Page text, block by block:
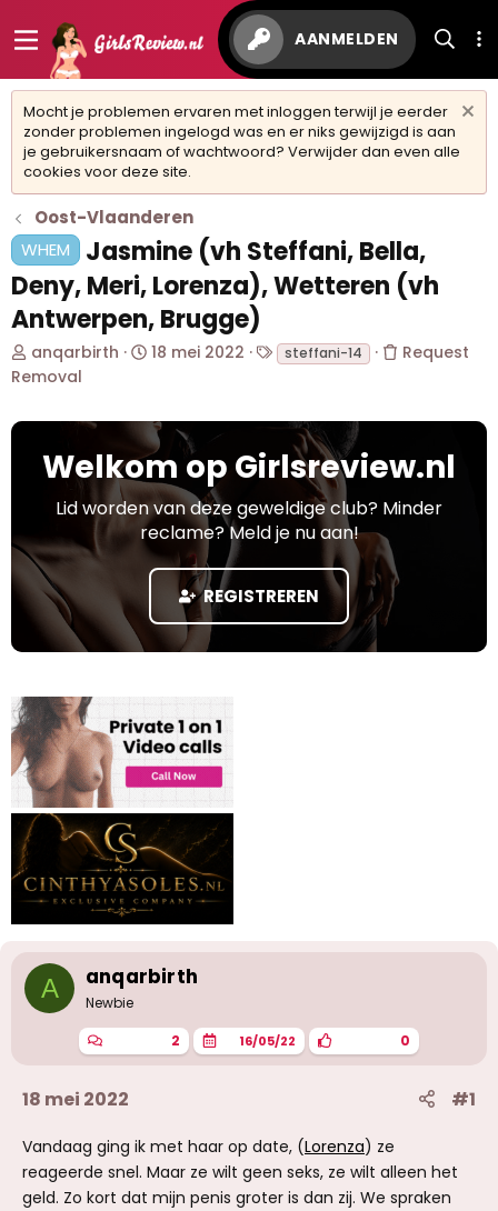
AANMELDEN
Mocht je problemen ervaren met inloggen terwijl je eerder
zonder problemen ingelogd was en er niks gewijzigd is aan
je gebruikersnaam of wachtwoord? Verwijder dan even alle
cookies voor deze site.
Oost-Vlaanderen
WHEM
Jasmine (vh Steffani, Bella,
Deny, Meri, Lorenza), Wetteren (vh
Antwerpen, Brugge)
O
n
w
s
t
e
anqarbirth
S
t
d
a
t
u
m
18 mei 2022
Tsteffani-14
Request
Removal
Welkom op Girlsreview.nl
Lid worden van deze geweldige club? Minder
reclame? Meld je nu aan!
REGISTREREN
A anqarbirth
Newbie
2 16/05/22 0
18 mei 2022 #1
Vandaag ging ik met haar op date, (Lorenza) ze
reageerde snel. Maar ze wilt geen seks, ze wilt alleen het
geld. Zo kort dat mijn penis groter is dan zij. We spraken